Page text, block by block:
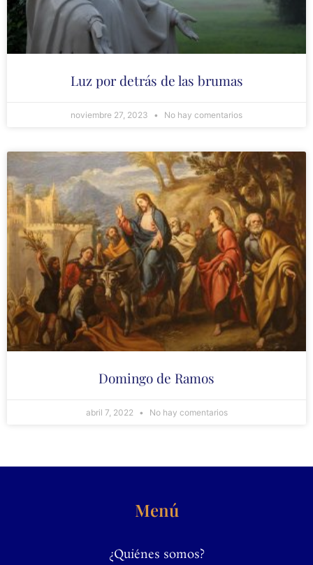
Luz por detrás de las brumas
noviembre 27, 2023 No hay comentarios
Domingo de Ramos
abril 7, 2022 No hay comentarios
Menú
¿Quiénes somos?